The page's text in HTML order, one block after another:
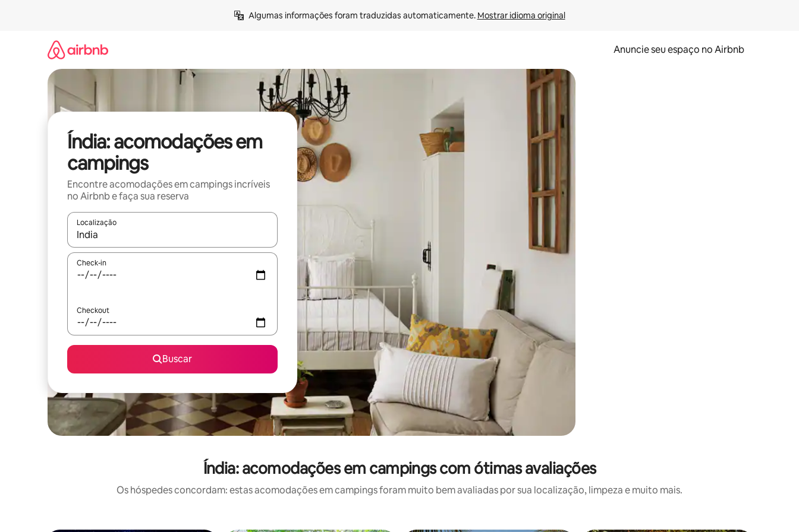
Algumas informações foram traduzidas automaticamente. Mostrar idioma original
Anuncie seu espaço no Airbnb
Índia: acomodações em
campings
Encontre acomodações em campings incríveis
no Airbnb e faça sua reserva
Localização
Quando os resultados estiverem disponíveis, explore-os usando as seta para cima e para baixo do teclado ou tocando e deslizando o dedo na tela.
Check-in
Checkout
Buscar
Índia: acomodações em campings com ótimas avaliações
Os hóspedes concordam: estas acomodações em campings foram muito bem avaliadas por sua localização, limpeza e muito mais.